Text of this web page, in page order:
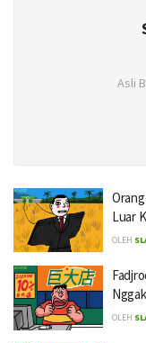
Asli
Luar
OLEH
OLEH